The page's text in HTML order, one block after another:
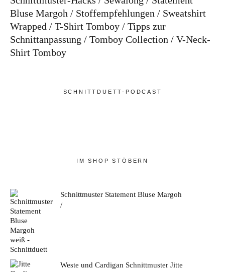
Bluse Margoh
Stoffempfehlungen
Sweatshirt
Wrapped
T-Shirt Tomboy
Tipps zur
Schnittanpassung
Tomboy Collection
V-Neck-
Shirt Tomboy
SCHNITTDUETT-PODCAST
IM SHOP STÖBERN
Schnittmuster Statement Bluse Margoh
Weste und Cardigan Schnittmuster Jitte